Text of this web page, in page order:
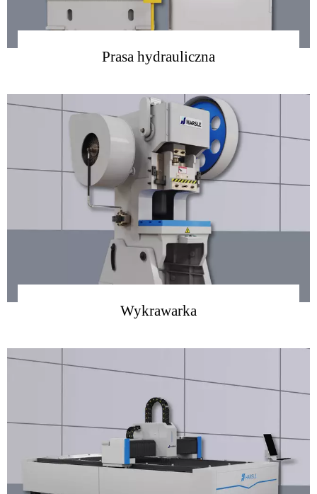
Prasa hydrauliczna
więcej
Wykrawarka
więcej